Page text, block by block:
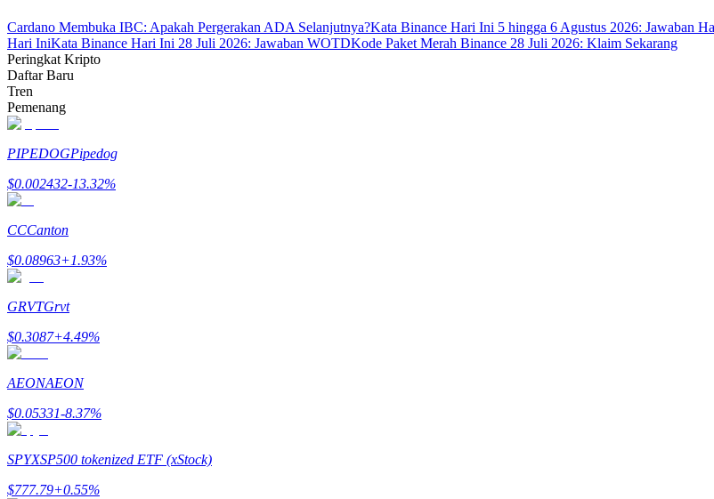
Penguncian BTR
Investasi eksklusif untuk pemegang BTR
Cardano Membuka IBC: Apakah Pergerakan ADA Selanjutnya?Kata Binance Hari Ini 5 hingga 6 Agustus 2026: Jawaban
Hari IniKata Binance Hari Ini 28 Juli 2026: Jawaban WOTDKode Paket Merah Binance 28 Juli 2026: Klaim Sekarang
Peringkat Kripto
Daftar Baru
Tren
Pemenang
PIPEDOGPipedog
$0.002432-13.32%
CCCanton
$0.08963+1.93%
GRVTGrvt
$0.3087+4.49%
AEONAEON
$0.05331-8.37%
SPYXSP500 tokenized ETF (xStock)
$777.79+0.55%